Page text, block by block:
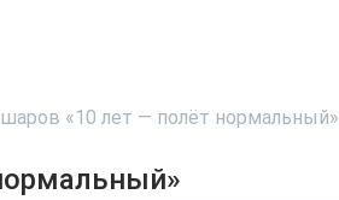
«10 лет — полёт нормальный»